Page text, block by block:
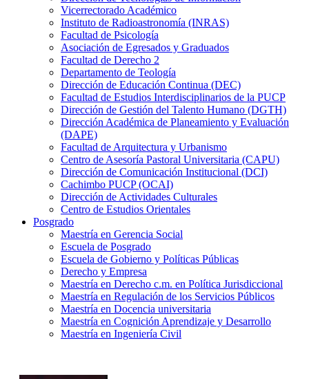
Vicerrectorado Académico
Instituto de Radioastronomía (INRAS)
Facultad de Psicología
Asociación de Egresados y Graduados
Facultad de Derecho 2
Departamento de Teología
Dirección de Educación Continua (DEC)
Facultad de Estudios Interdisciplinarios de la PUCP
Dirección de Gestión del Talento Humano (DGTH)
Dirección Académica de Planeamiento y Evaluación
(DAPE)
Facultad de Arquitectura y Urbanismo
Centro de Asesoría Pastoral Universitaria (CAPU)
Dirección de Comunicación Institucional (DCI)
Cachimbo PUCP (OCAI)
Dirección de Actividades Culturales
Centro de Estudios Orientales
Posgrado
Maestría en Gerencia Social
Escuela de Posgrado
Escuela de Gobierno y Políticas Públicas
Derecho y Empresa
Maestría en Derecho c.m. en Política Jurisdiccional
Maestría en Regulación de los Servicios Públicos
Maestría en Docencia universitaria
Maestría en Cognición Aprendizaje y Desarrollo
Maestría en Ingeniería Civil